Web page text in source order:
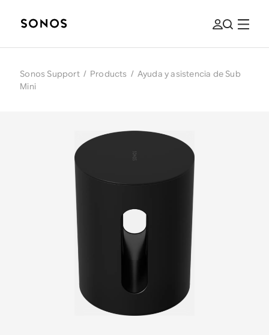
Sonos Support / Products / Ayuda y asistencia de Sub
Mini